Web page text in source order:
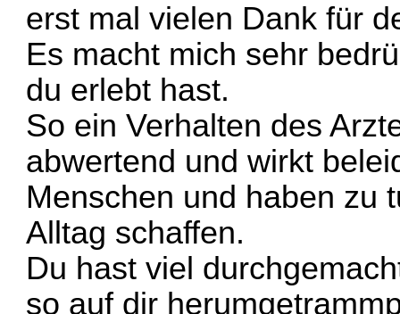
erst mal vielen Dank für
Es macht mich sehr
du erlebt hast.
So ein Verhalten des
abwertend und wirkt
Menschen und haben zu
Alltag schaffen.
Du hast viel
so auf dir